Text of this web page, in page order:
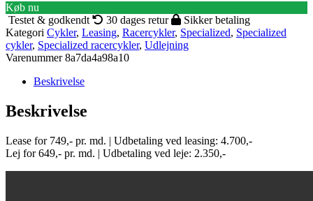
Køb nu
Testet & godkendt
30 dages retur
Sikker betaling
Kategori Cykler, Leasing, Racercykler, Specialized, Specialized
cykler, Specialized racercykler, Udlejning
Varenummer 8a7da4a98a10
Beskrivelse
Beskrivelse
Lease for 749,- pr. md. | Udbetaling ved leasing: 4.700,-
Lej for 649,- pr. md. | Udbetaling ved leje: 2.350,-